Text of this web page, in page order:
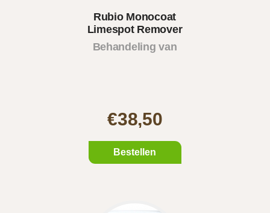
Rubio Monocoat
Limespot Remover
Behandeling van
€38,50
Bestellen